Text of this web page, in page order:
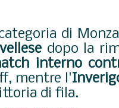
di
dopo la
interno
mentre l'
di fila.